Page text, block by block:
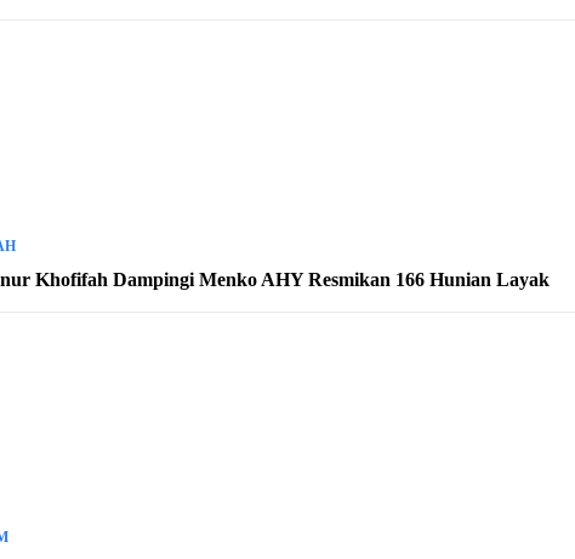
Khofifah Dampingi Menko AHY Resmikan 166 Hunian Layak